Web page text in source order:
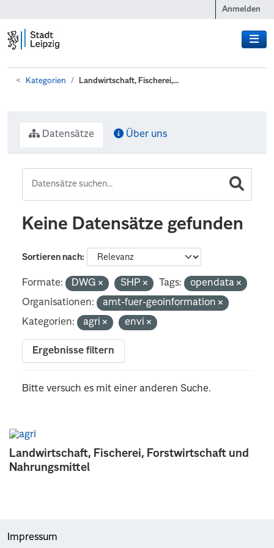
Anmelden
Kategorien Landwirtschaft, Fischerei,...
Landwirtschaft, Fischerei, Forstwirtschaft und
Nahrungsmittel
Datensätze Über uns
Keine Datensätze gefunden
Sortieren nach
Formate: DWG SHP Tags:
opendata
Organisationen:
amt-fuer-geoinformation
Kategorien:
agri envi
Ergebnisse filtern
Bitte versuch es mit einer anderen Suche.
Impressum